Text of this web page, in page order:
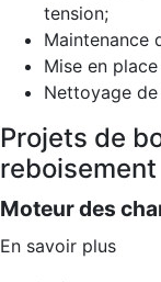
tension;
Maintenance
Mise en
Nettoyage
Projets de
reboisement
Moteur des
En savoir plus